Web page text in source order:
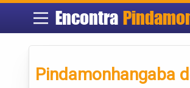
Encontra
Pindamonhangaba